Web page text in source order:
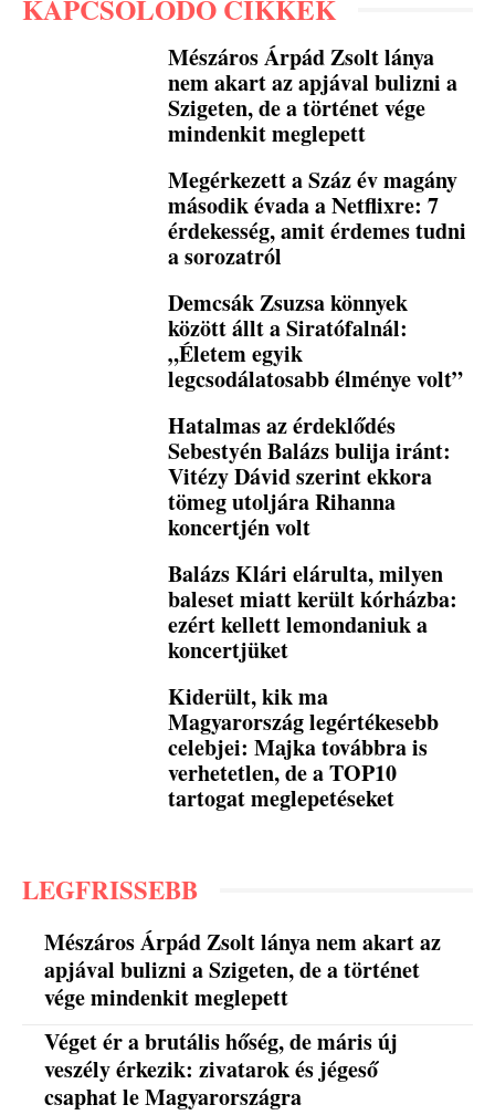
KAPCSOLÓDÓ CIKKEK
Mészáros Árpád Zsolt lánya
nem akart az apjával bulizni a
Szigeten, de a történet vége
mindenkit meglepett
Megérkezett a Száz év magány
második évada a Netflixre: 7
érdekesség, amit érdemes tudni
a sorozatról
Demcsák Zsuzsa könnyek
között állt a Siratófalnál:
„Életem egyik
legcsodálatosabb élménye volt”
Hatalmas az érdeklődés
Sebestyén Balázs bulija iránt:
Vitézy Dávid szerint ekkora
tömeg utoljára Rihanna
koncertjén volt
Balázs Klári elárulta, milyen
baleset miatt került kórházba:
ezért kellett lemondaniuk a
koncertjüket
Kiderült, kik ma
Magyarország legértékesebb
celebjei: Majka továbbra is
verhetetlen, de a TOP10
tartogat meglepetéseket
LEGFRISSEBB
Mészáros Árpád Zsolt lánya nem akart az
apjával bulizni a Szigeten, de a történet
vége mindenkit meglepett
Véget ér a brutális hőség, de máris új
veszély érkezik: zivatarok és jégeső
csaphat le Magyarországra